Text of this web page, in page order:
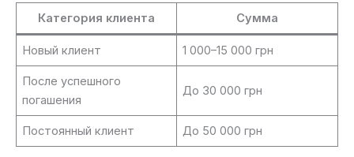
Категория клиента Сумма
Новый клиент 1 000–15 000 грн
После успешного
погашения
До 30 000 грн
Постоянный клиент До 50 000 грн